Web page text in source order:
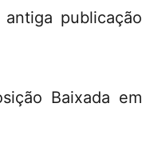
publicação
Baixada em